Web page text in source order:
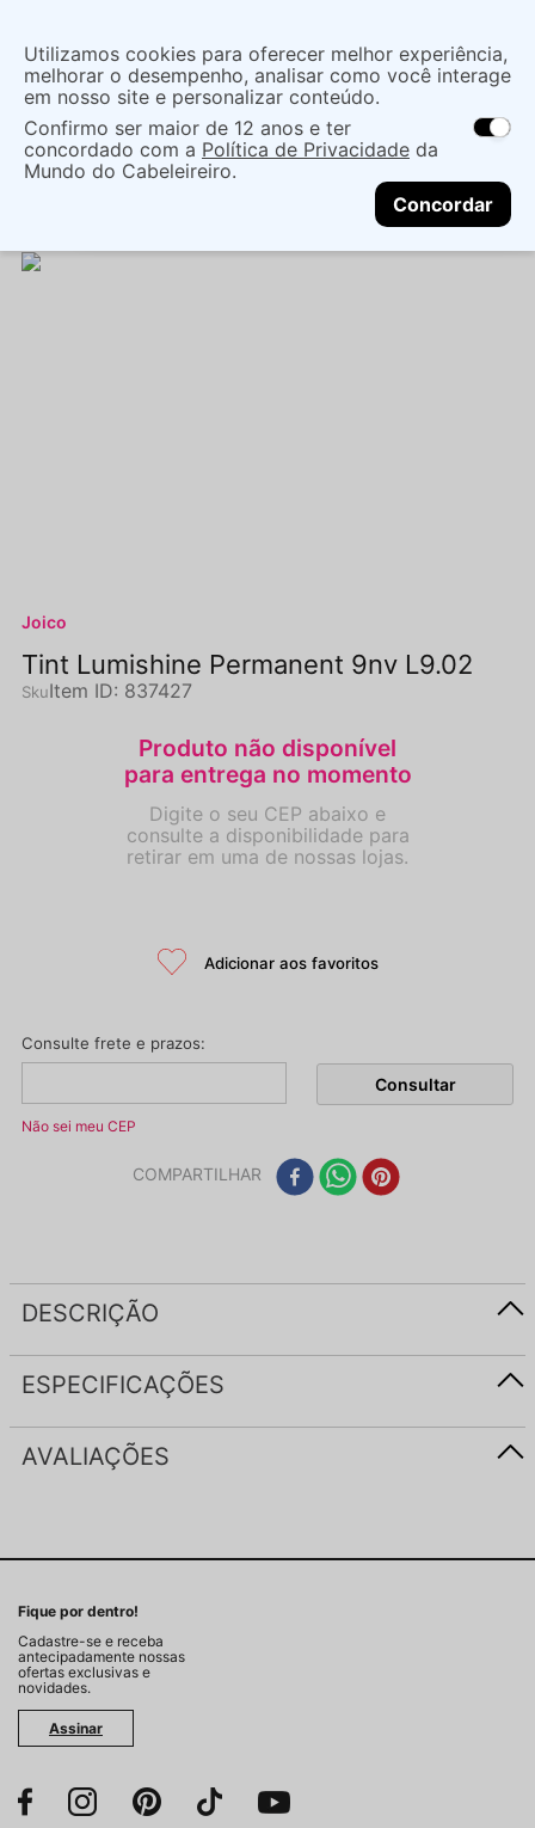
localização
As ofertas e opções de entrega variam de
acordo com a região.Não sei meu CEP
CONTINUAR
O que você procura?
Coloração
Marcas de Salão
TINT LUMISHINE
Joico
Tint Lumishine Permanent 9nv L9.02
Item ID: 837427
Não sei meu CEP
COMPARTILHAR
DESCRIÇÃO
ESPECIFICAÇÕES
AVALIAÇÕES
Fique por dentro!
Cadastre-se e receba
antecipadamente nossas
ofertas exclusivas e
novidades.
Assinar
Utilizamos cookies para oferecer melhor experiência,
melhorar o desempenho, analisar como você interage
em nosso site e personalizar conteúdo.
Confirmo ser maior de 12 anos e ter
concordado com a Política de Privacidade da
Mundo do Cabeleireiro.
Concordar